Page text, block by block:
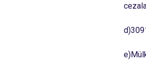
d)
e)